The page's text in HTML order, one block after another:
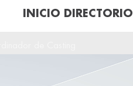
INICIO DIRECTORIO